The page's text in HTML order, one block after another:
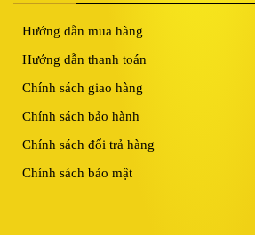
Hướng dẫn mua hàng
Hướng dẫn thanh toán
Chính sách giao hàng
Chính sách bảo hành
Chính sách đổi trả hàng
Chính sách bảo mật